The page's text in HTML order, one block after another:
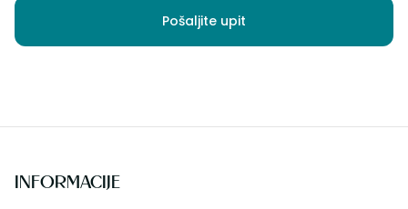
Pošaljite upit
INFORMACIJE